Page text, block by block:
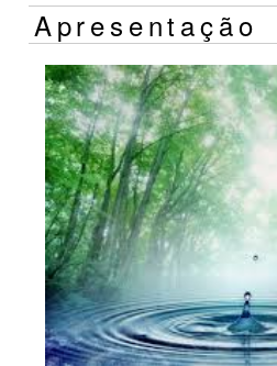
Apresentação